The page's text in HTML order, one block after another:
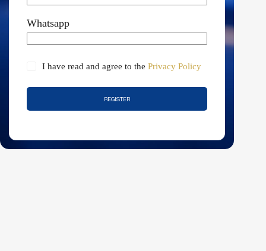
Whatsapp
I have read and agree to the Privacy Policy
REGISTER